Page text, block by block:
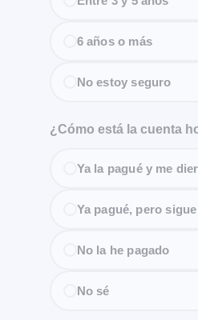
6 años o más
No estoy seguro
¿Cómo está la cuenta
Ya la pagué y me
Ya pagué, pero
No la he pagado
No sé